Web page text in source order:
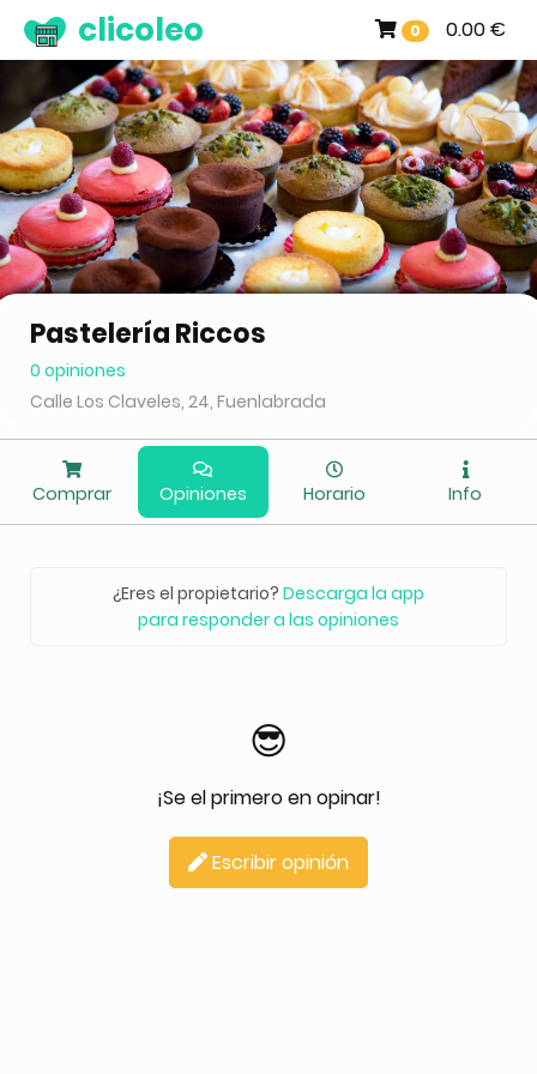
0 0.00 €
clicoleo
Pastelería Riccos
0 opiniones
Calle Los Claveles, 24, Fuenlabrada
Comprar Opiniones Horario Info
¿Eres el propietario? Descarga la app
para responder a las opiniones
😎
¡Se el primero en opinar!
Escribir opinión